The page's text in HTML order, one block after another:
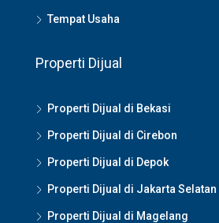
Tempat Usaha
Properti Dijual
Properti Dijual di Bekasi
Properti Dijual di Cirebon
Properti Dijual di Depok
Properti Dijual di Jakarta Selatan
Properti Dijual di Magelang